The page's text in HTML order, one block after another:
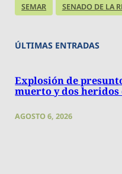
SEMAR SENADO DE LA
ÚLTIMAS ENTRADAS
Explosión de
muerto y dos heridos
AGOSTO 6, 2026